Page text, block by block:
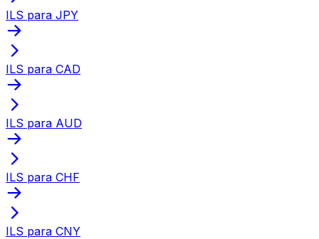
ILS para JPY
ILS para CAD
ILS para AUD
ILS para CHF
ILS para CNY